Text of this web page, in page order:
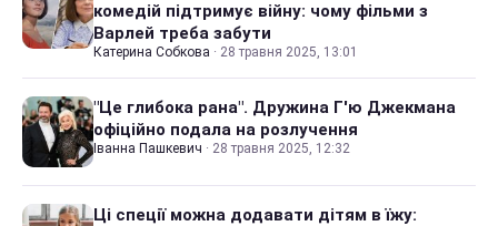
комедій підтримує війну: чому фільми з
Варлей треба забути
Катерина Собкова · 28 травня 2025, 13:01
"Це глибока рана". Дружина Г'ю Джекмана
офіційно подала на розлучення
Іванна Пашкевич · 28 травня 2025, 12:32
Ці спеції можна додавати дітям в їжу: